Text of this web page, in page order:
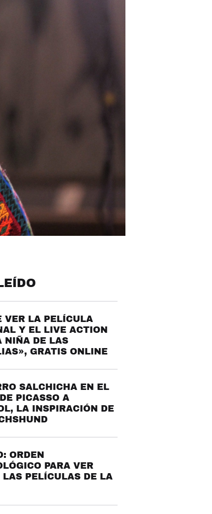
VER LA PELÍCULA
Y EL LIVE ACTION
NIÑA DE LAS
GRATIS ONLINE
SALCHICHA EN EL
PICASSO A
LA INSPIRACIÓN DE
ORDEN
PARA VER
LAS PELÍCULAS DE LA